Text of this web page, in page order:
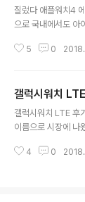
대한 욕심이 샘솟는
습니다. 아무래도 하
가운데 워너비로 꼽
질렀다 애플워치4
으로 국내에서도 아
요. 유튜브 채널 등
문득 생각해보니 블
기를 전해드리지 않
싼 가격에도 불구하
전해드려볼까 합니
5 0 2018.
갤럭시워치
갤럭시워치 LTE 후
이름으로 시장에 나
니다. 보통 그들의 ‘
4 0